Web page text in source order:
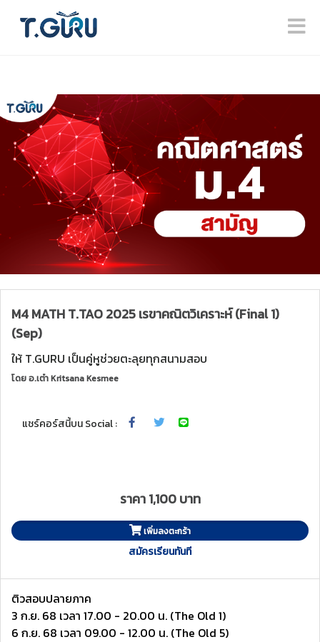
M4 MATH T.TAO 2025 เรขาคณิตวิเคราะห์ (Final 1)
(Sep)
ให้ T.GURU เป็นคู่หูช่วยตะลุยทุกสนามสอบ
โดยอ.เต๋า Kritsana Kesmee
แชร์คอร์สนี้บน Social :
ราคา 1,100 บาท
เพิ่มลงตะกร้า
สมัครเรียนทันที
ติวสอบปลายภาค
3 ก.ย. 68 เวลา 17.00 - 20.00 น. (The Old 1)
6 ก.ย. 68 เวลา 09.00 - 12.00 น. (The Old 5)